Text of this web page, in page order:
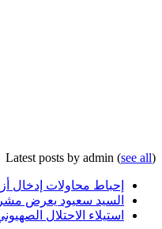
Latest posts by admin (see all)
إحباط محاولات إدخال أزيد من 26 قنطارا من الكيف المعالج عبر الحدود مع
السيد سعيود يعرض
استيلاء الاحتلال